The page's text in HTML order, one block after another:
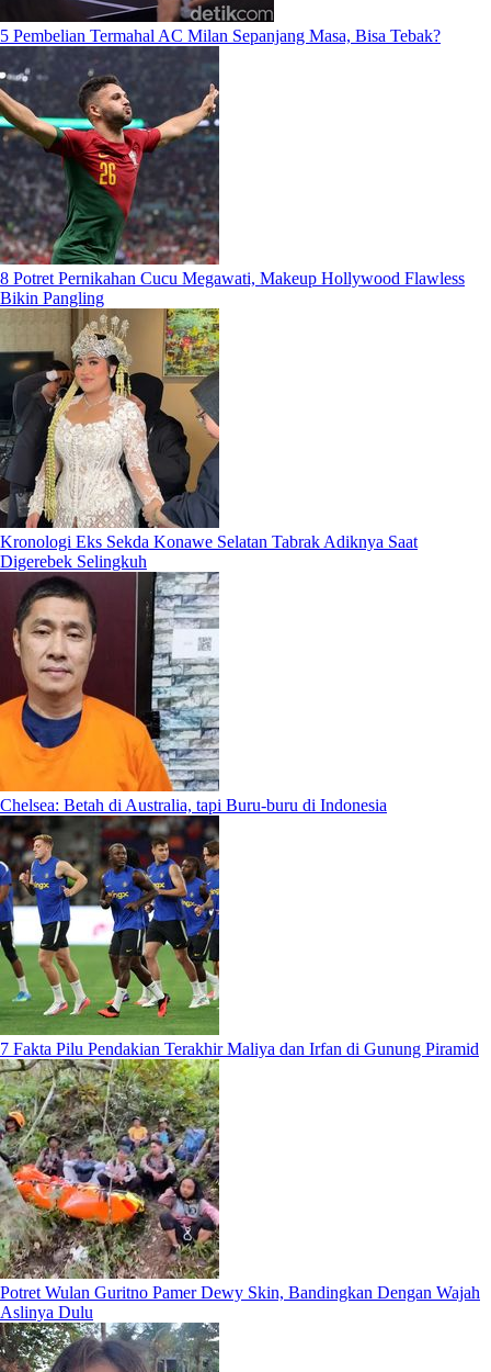
5 Pembelian Termahal AC Milan Sepanjang Masa, Bisa Tebak?
8 Potret Pernikahan Cucu Megawati, Makeup Hollywood Flawless
Bikin Pangling
Kronologi Eks Sekda Konawe Selatan Tabrak Adiknya Saat
Digerebek Selingkuh
Chelsea: Betah di Australia, tapi Buru-buru di Indonesia
7 Fakta Pilu Pendakian Terakhir Maliya dan Irfan di Gunung Piramid
Potret Wulan Guritno Pamer Dewy Skin, Bandingkan Dengan Wajah
Aslinya Dulu